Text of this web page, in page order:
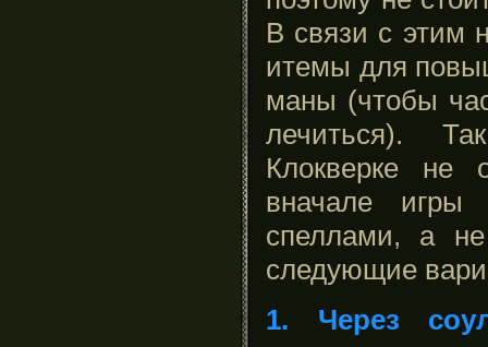
В связи с этим
итемы для
маны (чтобы
лечиться).
Клокверке не
вначале
спеллами, а
следующие
1. Через